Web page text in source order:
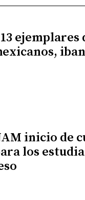
ejemplares
inicio de
los